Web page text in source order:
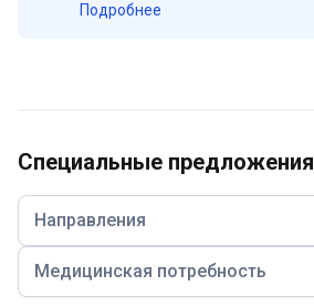
Подробнее
Специальные предложения
Направления
Медицинская потребность